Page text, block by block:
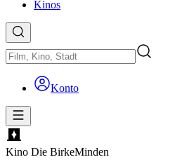
Kinos
Konto
Kino Die BirkeMinden